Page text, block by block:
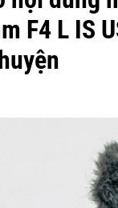
F4 L IS